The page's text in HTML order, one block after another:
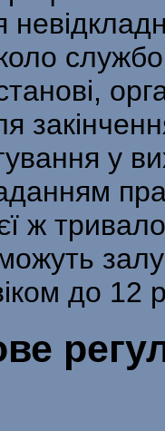
у
ж
можуть
до 12